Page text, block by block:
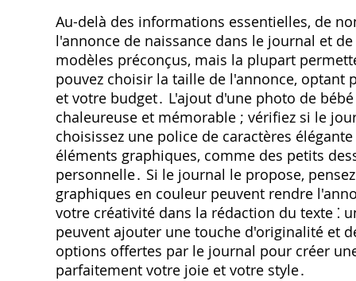
Au-delà des informations essentielles, de
l'annonce de naissance dans le journal et
modèles préconçus, mais la plupart
pouvez choisir la taille de l'annonce,
et votre budget․ L'ajout d'une photo de
chaleureuse et mémorable ; vérifiez si le
choisissez une police de caractères
éléments graphiques, comme des petits
personnelle․ Si le journal le propose,
graphiques en couleur peuvent rendre
votre créativité dans la rédaction du texte ⁚
peuvent ajouter une touche d'originalité et
options offertes par le journal pour créer
parfaitement votre joie et votre style․